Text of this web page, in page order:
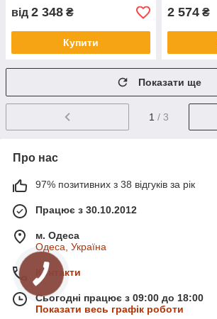
від 2 348 ₴
Купити
2 574 ₴
Показати ще
1 / 3
Про нас
97% позитивних з 38 відгуків за рік
Працює з 30.10.2012
м. Одеса
Одеса, Україна
Контакти
Сьогодні працює з 09:00 до 18:00
Показати весь графік роботи